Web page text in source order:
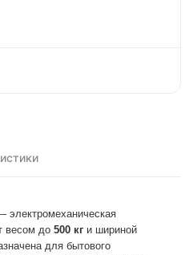
электромеханическая
весом до 500 кг и шириной
для бытового